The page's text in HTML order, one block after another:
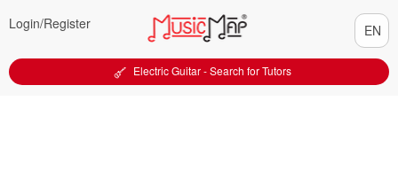
Login/Register
Electric Guitar - Search for Tutors